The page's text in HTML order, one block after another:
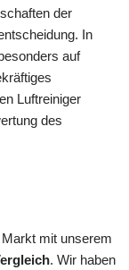
der
In
auf
Luftreiniger
des
mit unserem
. Wir haben